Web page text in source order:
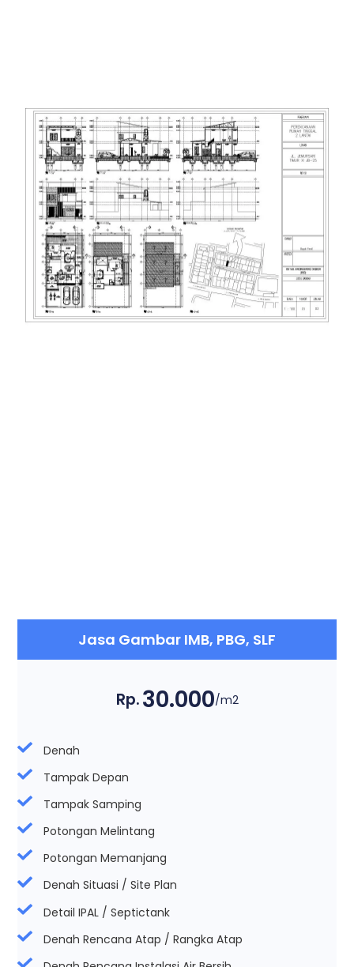
Jasa Gambar IMB, PBG, SLF
Rp.30.000/m2
Denah
Tampak Depan
Tampak Samping
Potongan Melintang
Potongan Memanjang
Denah Situasi / Site Plan
Detail IPAL / Septictank
Denah Rencana Atap / Rangka Atap